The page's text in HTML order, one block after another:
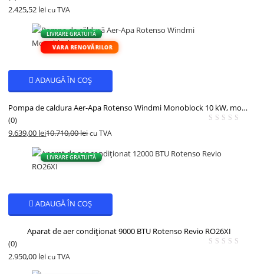
2.425,52 lei cu TVA
VARA RENOVĂRILOR
LIVRARE GRATUITĂ
ADAUGĂ ÎN COȘ
Pompa de caldura Aer-Apa Rotenso Windmi Monoblock 10 kW, monofazata, A+++
(0)
9.639,00 lei10.710,00leicu TVA
LIVRARE GRATUITĂ
ADAUGĂ ÎN COȘ
Aparat de aer condiționat 9000 BTU Rotenso Revio RO26XI
(0)
2.950,00 lei cu TVA